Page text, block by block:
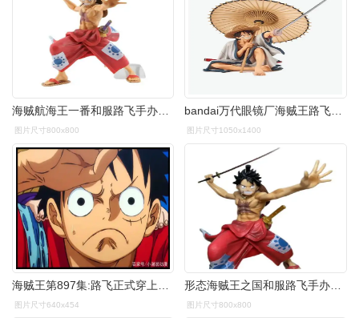
图片尺寸800x800 图片尺寸1050x1400
图片尺寸640x454 图片尺寸800x800